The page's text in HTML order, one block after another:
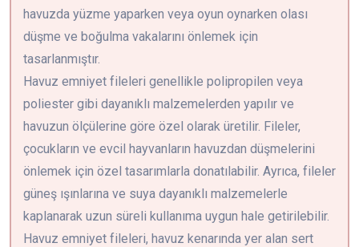
havuzda yüzme yaparken veya oyun oynarken olası
düşme ve boğulma vakalarını önlemek için
tasarlanmıştır.
Havuz emniyet fileleri genellikle polipropilen veya
poliester gibi dayanıklı malzemelerden yapılır ve
havuzun ölçülerine göre özel olarak üretilir. Fileler,
çocukların ve evcil hayvanların havuzdan düşmelerini
önlemek için özel tasarımlarla donatılabilir. Ayrıca, fileler
güneş ışınlarına ve suya dayanıklı malzemelerle
kaplanarak uzun süreli kullanıma uygun hale getirilebilir.
Havuz emniyet fileleri, havuz kenarında yer alan sert